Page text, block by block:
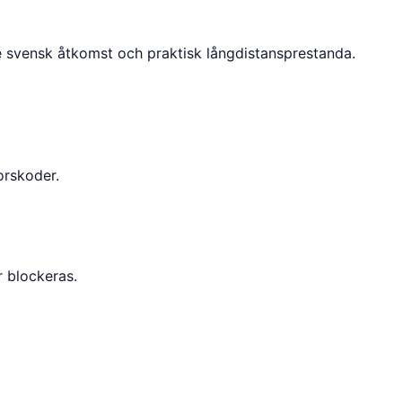
åtkomst och praktisk långdistansprestanda.
blockeras.